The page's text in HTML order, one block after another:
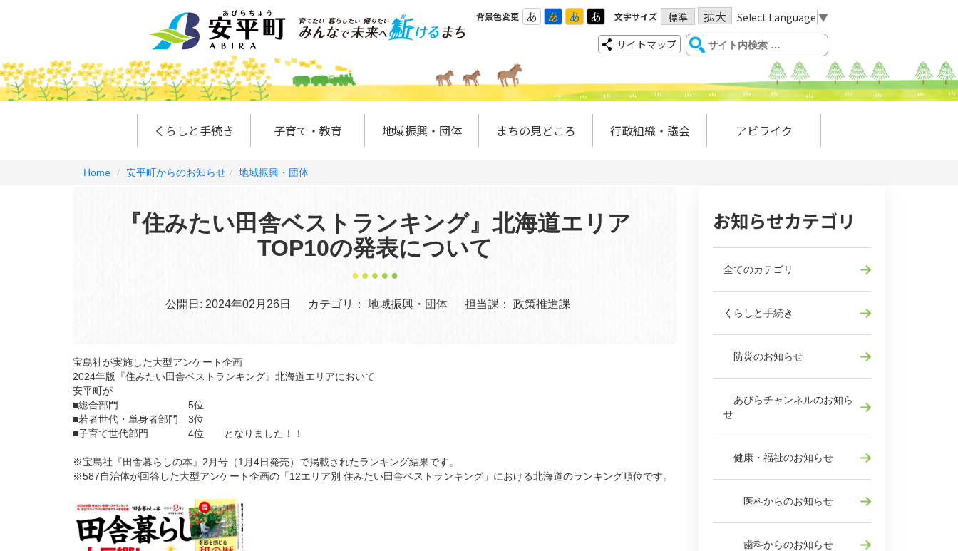
背景色変更 あ あ あ あ 文字サイズ 標準 拡大 Select Language ▼
サイトマップ
くらしと手続き 子育て・教育 地域振興・団体 まちの見どころ 行政組織・議会 アビライク
Home 安平町からのお知らせ 地域振興・団体
『住みたい田舎ベストランキング』北海道エリア
TOP10の発表について
公開日: 2024年02月26日 カテゴリ： 地域振興・団体 担当課： 政策推進課
宝島社が実施した大型アンケート企画
2024年版『住みたい田舎ベストランキング』北海道エリアにおいて
安平町が
■総合部門 5位
■若者世代・単身者部門 3位
■子育て世代部門 4位 となりました！！
※宝島社『田舎暮らしの本』2月号（1月4日発売）で掲載されたランキング結果です。
※587自治体が回答した大型アンケート企画の「12エリア別 住みたい田舎ベストランキング」における北海道のランキング順位です。
お知らせカテゴリ
全てのカテゴリ
くらしと手続き
防災のお知らせ
あびらチャンネルのお知ら
せ
健康・福祉のお知らせ
医科からのお知らせ
歯科からのお知らせ